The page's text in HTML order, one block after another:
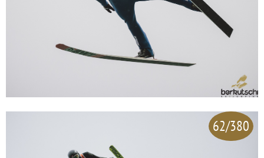
62/380